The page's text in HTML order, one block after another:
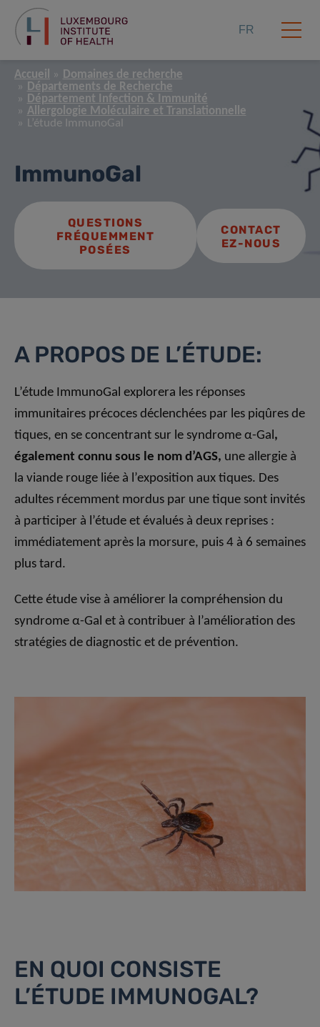
FR
Accueil
Domaines de recherche
Départements de Recherche
Département Infection & Immunité
Allergologie Moléculaire et Translationnelle
L’étude ImmunoGal
ImmunoGal
QUESTIONS
FRÉQUEMMENT
POSÉES
CONTACT
EZ-NOUS
A PROPOS DE L’ÉTUDE:
L’étude ImmunoGal explorera les réponses
immunitaires précoces déclenchées par les piqûres de
tiques, en se concentrant sur le syndrome α-Gal,
également connu sous le nom d’AGS, une allergie à
la viande rouge liée à l’exposition aux tiques. Des
adultes récemment mordus par une tique sont invités
à participer à l’étude et évalués à deux reprises :
immédiatement après la morsure, puis 4 à 6 semaines
plus tard.
Cette étude vise à améliorer la compréhension du
syndrome α-Gal et à contribuer à l’amélioration des
stratégies de diagnostic et de prévention.
EN QUOI CONSISTE
L’ÉTUDE IMMUNOGAL?